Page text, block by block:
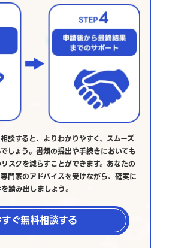
談すると、よりわかりやすく、スムーズ
しょう。書類の提出や手続きにおいても
スクを減らすことができます。あなたの
門家のアドバイスを受けながら、確実に
踏み出しましょう。
ぐ無料相談する